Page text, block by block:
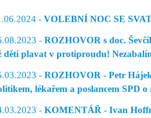
- VOLEBNÍ NOC SE
- ROZHOVOR s doc.
děti plavat v protiproudu!
- ROZHOVOR - Petr
lékařem a poslancem SPD
- KOMENTÁŘ - Ivan